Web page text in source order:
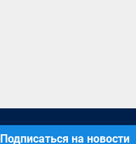
Подписаться на новости